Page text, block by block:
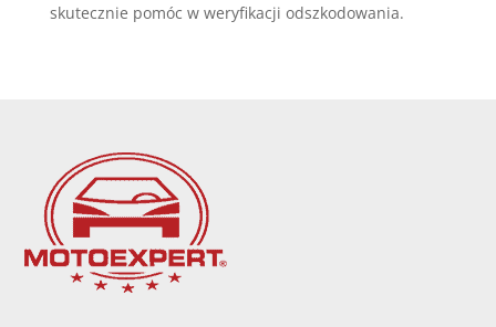
skutecznie pomóc w weryfikacji odszkodowania.